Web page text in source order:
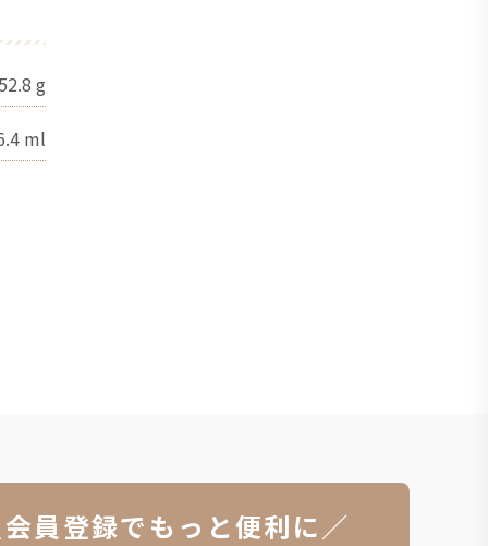
g
ml
員登録でもっと便利に／